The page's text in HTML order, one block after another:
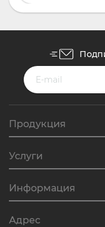
Продукция
Услуги
Информация
Адрес